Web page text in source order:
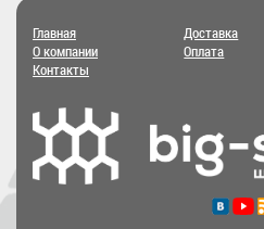
Главная
О компании
Контакты
Доставка
Оплата